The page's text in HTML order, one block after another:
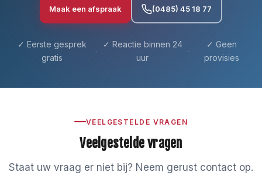
Maak een afspraak (0485) 45 18 77
✓ Eerste gesprek
gratis
·
✓ Reactie binnen 24
uur
·
✓ Geen
provisies
VEELGESTELDE VRAGEN
Veelgestelde vragen
Staat uw vraag er niet bij? Neem gerust contact op.